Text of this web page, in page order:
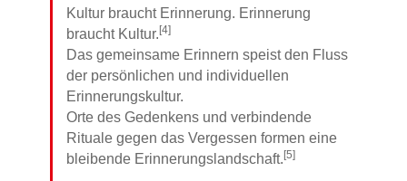
Kultur braucht Erinnerung. Erinnerung
braucht Kultur.[4]
Das gemeinsame Erinnern speist den Fluss
der persönlichen und individuellen
Erinnerungskultur.
Orte des Gedenkens und verbindende
Rituale gegen das Vergessen formen eine
bleibende Erinnerungslandschaft.[5]